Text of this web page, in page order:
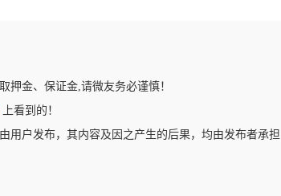
押金、保证金,请微友务必谨慎！
上看到的！
用户发布，其内容及因之产生的后果，均由发布者承